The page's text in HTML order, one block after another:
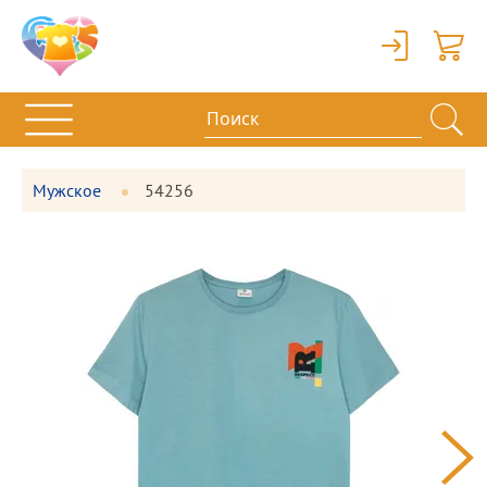
Вход
Мужское 54256